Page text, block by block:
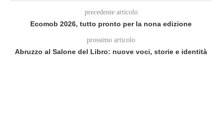
precedente articolo
Ecomob 2026, tutto pronto per la nona edizione
prossimo articolo
Abruzzo al Salone del Libro: nuove voci, storie e identità